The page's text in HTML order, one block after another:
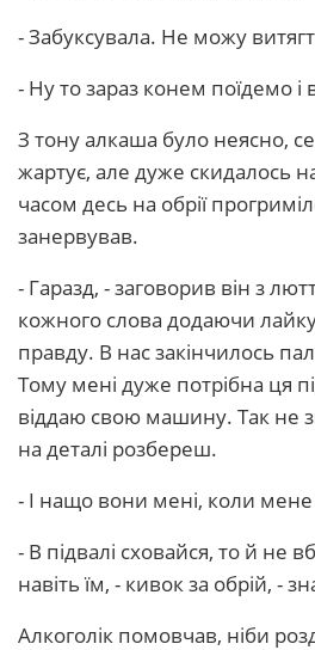
- Забуксувала. Не можу
- Ну то зараз конем поїдемо і
З тону алкаша було неясно,
жартує, але дуже скидалось
часом десь на обрії
занервував.
- Гаразд, - заговорив він з
кожного слова додаючи
правду. В нас закінчилось
Тому мені дуже потрібна ця
віддаю свою машину. Так не
на деталі розбереш.
- І нащо вони мені, коли мене
- В підвалі сховайся, то й не
навіть їм, - кивок за обрій, -
Алкоголік помовчав, ніби